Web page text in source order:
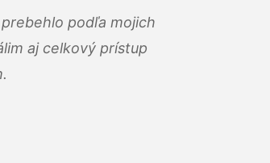
podľa mojich
aj celkový prístup